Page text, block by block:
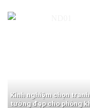
Kinh nghiệm chọn
tường đẹp cho phòng